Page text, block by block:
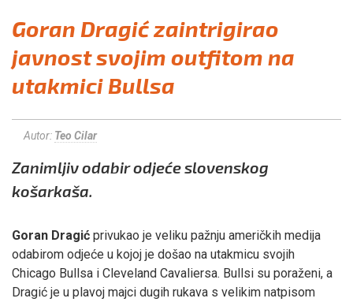
Goran Dragić zaintrigirao
javnost svojim outfitom na
utakmici Bullsa
Autor: Teo Cilar
Zanimljiv odabir odjeće slovenskog
košarkaša.
Goran Dragić privukao je veliku pažnju američkih medija
odabirom odjeće u kojoj je došao na utakmicu svojih
Chicago Bullsa i Cleveland Cavaliersa. Bullsi su poraženi, a
Dragić je u plavoj majci dugih rukava s velikim natpisom